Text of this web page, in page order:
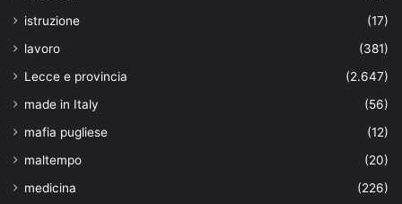
istruzione
(17)
lavoro
(381)
Lecce e provincia
(2.647)
made in Italy
(56)
mafia pugliese
(12)
maltempo
(20)
medicina
(226)